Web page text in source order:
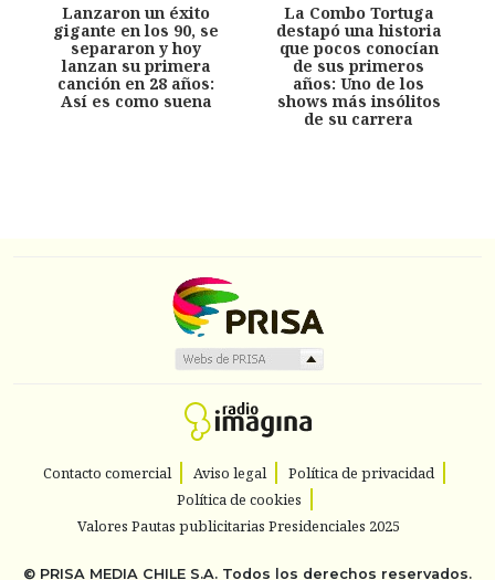
Lanzaron un éxito
gigante en los 90, se
separaron y hoy
lanzan su primera
canción en 28 años:
Así es como suena
La Combo Tortuga
destapó una historia
que pocos conocían
de sus primeros
años: Uno de los
shows más insólitos
de su carrera
Contacto comercial Aviso legal
Política de privacidad
Política de cookies
Valores Pautas publicitarias Presidenciales 2025
© PRISA MEDIA CHILE S.A. Todos los derechos reservados.